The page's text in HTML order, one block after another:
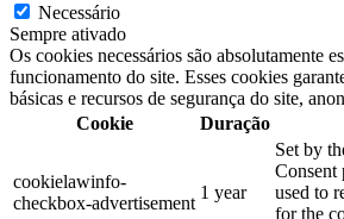
Necessário
Sempre ativado
Os cookies necessários são absolutamente
funcionamento do site. Esses cookies
básicas e recursos de segurança do site,
Cookie
Duração
cookielawinfo-
checkbox-advertisement
1 year
Set by
Consent
used to
for the